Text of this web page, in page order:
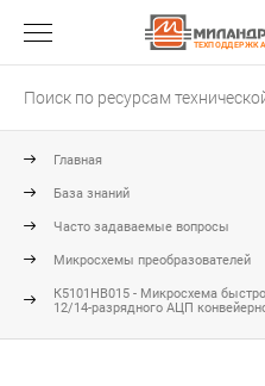
ТЕХПОДДЕРЖКА
Главная
База знаний
Часто задаваемые вопросы
Микросхемы преобразователей
К5101НВ015 - Микросхема
12/14-разрядного АЦП